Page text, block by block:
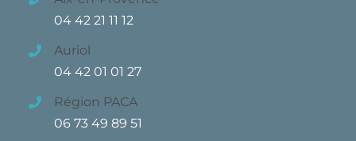
04 42 21 11 12
Auriol
04 42 01 01 27
Région PACA
06 73 49 89 51